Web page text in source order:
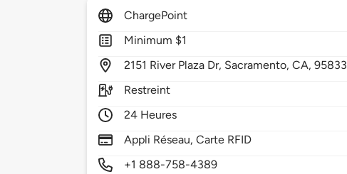
ChargePoint
Minimum $1
2151 River Plaza Dr, Sacramento,CA,95833
Restreint
24 Heures
Appli Réseau, Carte RFID
+1 888-758-4389